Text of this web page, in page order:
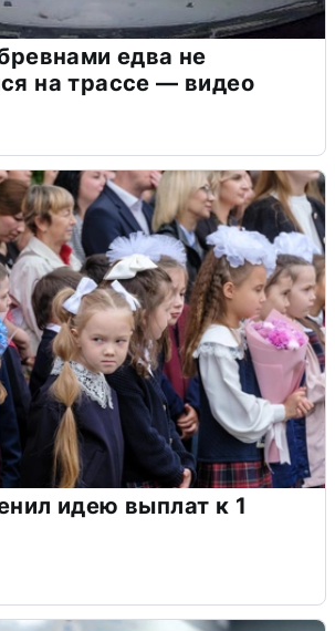
едва не
на трассе — видео
идею выплат к 1